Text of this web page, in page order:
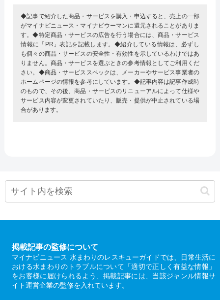
◆記事で紹介した商品・サービスを購入・申込すると、売上の一部
がマイナビニュース・マイナビウーマンに還元されることがありま
す。◆特定商品・サービスの広告を行う場合には、商品・サービス
情報に「PR」表記を記載します。◆紹介している情報は、必ずし
も個々の商品・サービスの安全性・有効性を示しているわけではあ
りません。商品・サービスを選ぶときの参考情報としてご利用くだ
さい。◆商品・サービススペックは、メーカーやサービス事業者の
ホームページの情報を参考にしています。◆記事内容は記事作成時
のもので、その後、商品・サービスのリニューアルによって仕様や
サービス内容が変更されていたり、販売・提供が中止されている場
合があります。
掲載記事の監修について
マイナビニュース 水まわりのレスキューガイドでは、日常生活に
おける水まわりのトラブルについて「適切で正しく有益な情報」
をお客様に届けられるよう、掲載記事には、当該ジャンル情報サ
イト運営企業の監修を入れています。